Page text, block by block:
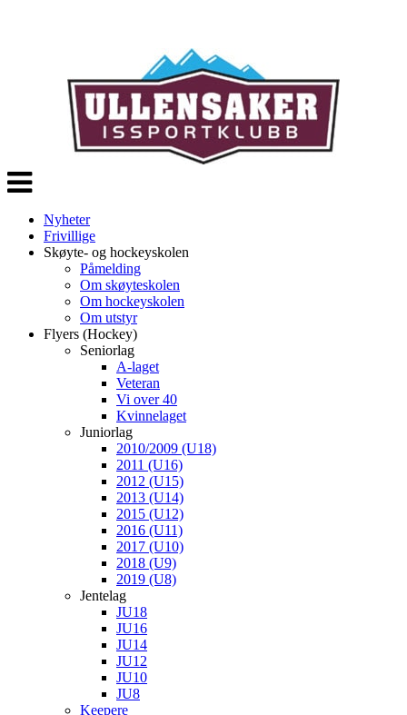
Veksle
navigasjon
Nyheter
Frivillige
Skøyte- og hockeyskolen
Påmelding
Om skøyteskolen
Om hockeyskolen
Om utstyr
Flyers (Hockey)
Seniorlag
A-laget
Veteran
Vi over 40
Kvinnelaget
Juniorlag
2010/2009 (U18)
2011 (U16)
2012 (U15)
2013 (U14)
2015 (U12)
2016 (U11)
2017 (U10)
2018 (U9)
2019 (U8)
Jentelag
JU18
JU16
JU14
JU12
JU10
JU8
Keepere